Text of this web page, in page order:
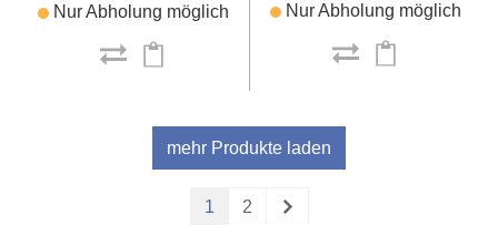
Nur Abholung möglich Nur Abholung möglich
mehr Produkte laden
1 2